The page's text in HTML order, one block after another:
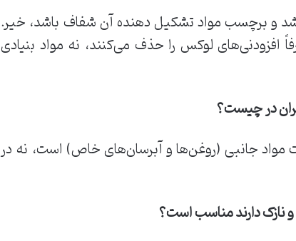
و برچسب مواد تشکیل دهنده آن شفاف باشد، خیر.
افزودنی‌های لوکس را حذف می‌کنند، نه مواد بنیادی
مواد جانبی (روغن‌ها و آبرسان‌های خاص) است، نه در